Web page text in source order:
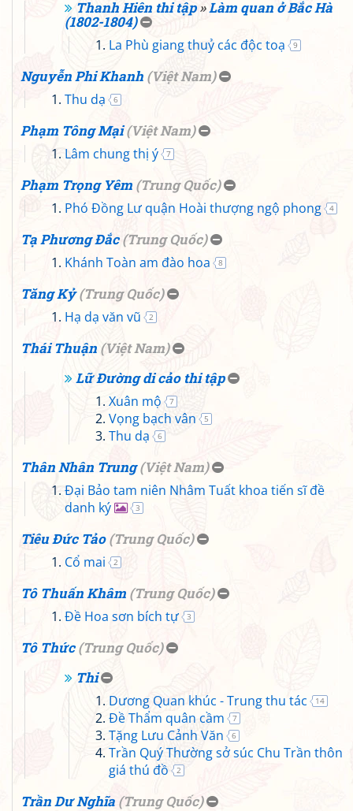
Thanh Hiên thi tập»Làm quan ở Bắc Hà
(1802-1804)
La Phù giang thuỷ các độc toạ 9
Nguyễn Phi Khanh (Việt Nam)
Thu dạ 6
Phạm Tông Mại (Việt Nam)
Lâm chung thị ý 7
Phạm Trọng Yêm (Trung Quốc)
Phó Đồng Lư quận Hoài thượng ngộ phong 4
Tạ Phương Đắc (Trung Quốc)
Khánh Toàn am đào hoa 8
Tăng Kỷ (Trung Quốc)
Hạ dạ văn vũ 2
Thái Thuận (Việt Nam)
Lữ Đường di cảo thi tập
Xuân mộ 7
Vọng bạch vân 5
Thu dạ 6
Thân Nhân Trung (Việt Nam)
Đại Bảo tam niên Nhâm Tuất khoa tiến sĩ đề
danh ký
3
Tiêu Đức Tảo (Trung Quốc)
Cổ mai 2
Tô Thuấn Khâm (Trung Quốc)
Đề Hoa sơn bích tự 3
Tô Thức (Trung Quốc)
Thi
Dương Quan khúc - Trung thu tác 14
Đề Thẩm quân cầm 7
Tặng Lưu Cảnh Văn 6
Trần Quý Thường sở súc Chu Trần thôn
giá thú đồ
2
Trần Dư Nghĩa (Trung Quốc)